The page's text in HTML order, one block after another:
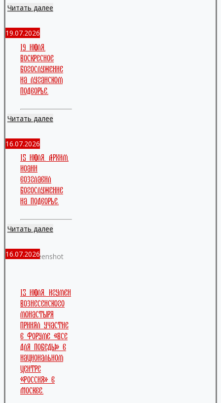
Читать далее
19.07.2026
19 июля.
Воскресное
богослужение
на луганском
подворье.
Читать далее
16.07.2026
15 июля. Архим.
Иоанн
возглавил
богослужение
на подворье.
Читать далее
Screenshot
16.07.2026
13 июля. Игумен
Вознесенского
монастыря
принял участие
в форуме «Все
для Победы» в
Национальном
центре
«Россия» в
Москве.